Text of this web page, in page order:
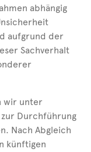
abhängig
aufgrund der
Sachverhalt
wir unter
Durchführung
Nach Abgleich
künftigen